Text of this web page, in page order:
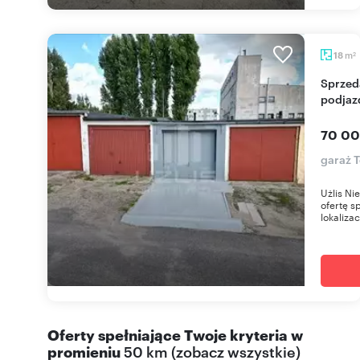
18 m2
Sprzedam garaż 16 m² z kanałem i betonowym
70
garaż
Użlis
ofertę
Oferty spełniające Twoje kryteria w
promieniu50 km (zobacz wszystkie)